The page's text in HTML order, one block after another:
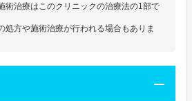
術治療はこのクリニックの治療法の1部で
処方や施術治療が行われる場合もありま